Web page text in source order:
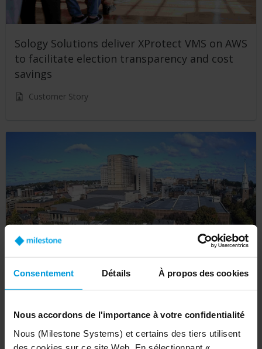
Consentement Détails À propos des cookies
Nous accordons de l'importance à votre confidentialité
Nous (Milestone Systems) et certains des tiers utilisent
Sology Solutions deliver XProtect VMS on AWS
to facilitate election transparency and cost
savings
Customer Story
Lancaster citizens transform city safety with
Customer Story